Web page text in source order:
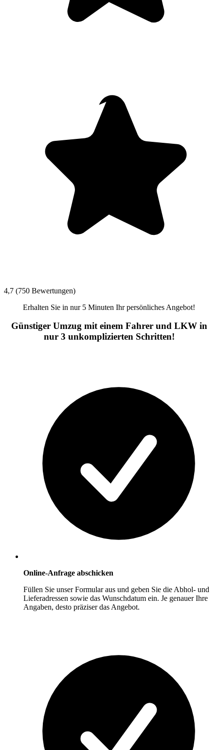
4,7 (750 Bewertungen)
Erhalten Sie in nur 5 Minuten Ihr persönliches Angebot!
Günstiger Umzug mit einem Fahrer und LKW in
nur 3 unkomplizierten Schritten!
Online-Anfrage abschicken
Füllen Sie unser Formular aus und geben Sie die Abhol- und
Lieferadressen sowie das Wunschdatum ein. Je genauer Ihre
Angaben, desto präziser das Angebot.